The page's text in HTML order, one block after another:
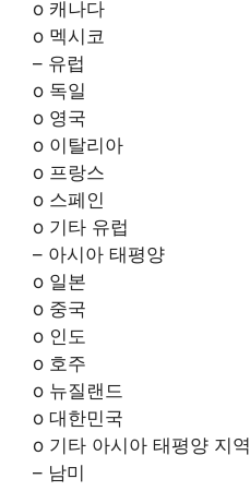
o 캐나다
o 멕시코
– 유럽
o 독일
o 영국
o 이탈리아
o 프랑스
o 스페인
o 기타 유럽
– 아시아 태평양
o 일본
o 중국
o 인도
o 호주
o 뉴질랜드
o 대한민국
o 기타 아시아 태평양 지역
– 남미